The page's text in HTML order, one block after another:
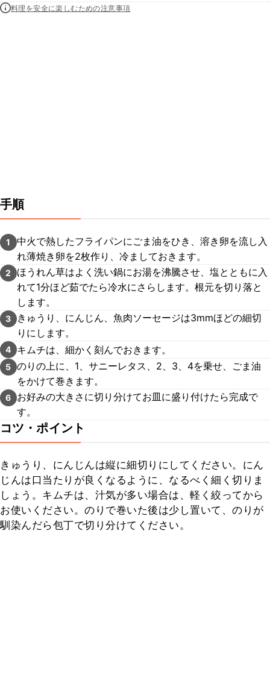
料理を安全に楽しむための注意事項
手順
1
中火で熱したフライパンにごま油をひき、溶き卵を流し入
れ薄焼き卵を2枚作り、冷ましておきます。
2
ほうれん草はよく洗い鍋にお湯を沸騰させ、塩とともに入
れて1分ほど茹でたら冷水にさらします。根元を切り落と
します。
3
きゅうり、にんじん、魚肉ソーセージは3mmほどの細切
りにします。
4 キムチは、細かく刻んでおきます。
5 のりの上に、1、サニーレタス、2、3、4を乗せ、ごま油
をかけて巻きます。
6
お好みの大きさに切り分けてお皿に盛り付けたら完成で
す。
コツ・ポイント
きゅうり、にんじんは縦に細切りにしてください。にん
じんは口当たりが良くなるように、なるべく細く切りま
しょう。キムチは、汁気が多い場合は、軽く絞ってから
お使いください。のりで巻いた後は少し置いて、のりが
馴染んだら包丁で切り分けてください。